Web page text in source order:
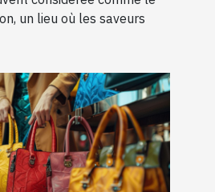
un lieu où les saveurs